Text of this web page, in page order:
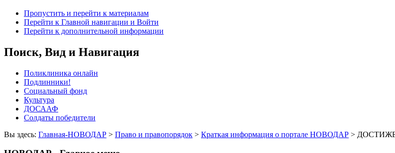
Пропустить и перейти к материалам
Перейти к Главной навигации и Войти
Перейти к дополнительной информации
Поиск, Вид и Навигация
Поликлиника онлайн
Подлинники!
Социальный фонд
Культура
ДОСААФ
Солдаты победители
Вы здесь: Главная-НОВОДАР > Право и правопорядок > Краткая информация о портале НОВОДАР >